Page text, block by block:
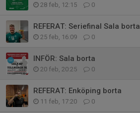
28 feb, 12:15 0
REFERAT: Seriefinal Sala borta
25 feb, 16:09 0
INFÖR: Sala borta
20 feb, 20:25 0
REFERAT: Enköping borta
11 feb, 17:20 0